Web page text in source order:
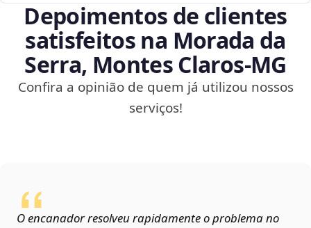
Depoimentos de clientes
satisfeitos na Morada da
Serra, Montes Claros‑MG
Confira a opinião de quem já utilizou nossos
serviços!
O encanador resolveu rapidamente o problema no